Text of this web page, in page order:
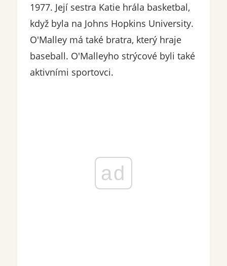
1977. Její sestra Katie hrála basketbal,
když byla na Johns Hopkins University.
O'Malley má také bratra, který hraje
baseball. O'Malleyho strýcové byli také
aktivními sportovci.
ad